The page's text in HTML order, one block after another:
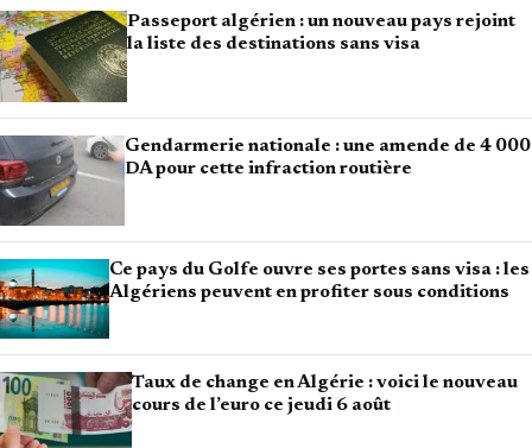
Passeport algérien : un nouveau pays rejoint
la liste des destinations sans visa
Gendarmerie nationale : une amende de 4 000
DA pour cette infraction routière
Ce pays du Golfe ouvre ses portes sans visa : les
Algériens peuvent en profiter sous conditions
Taux de change en Algérie : voici le nouveau
cours de l’euro ce jeudi 6 août